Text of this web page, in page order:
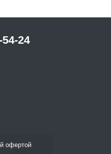
24
офертой